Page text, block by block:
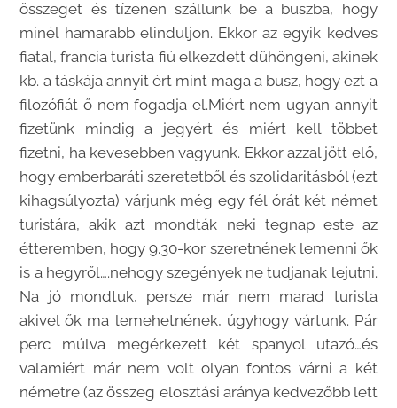
összeget és tízenen szállunk be a buszba, hogy
minél hamarabb elinduljon. Ekkor az egyik kedves
fiatal, francia turista fiú elkezdett dühöngeni, akinek
kb. a táskája annyit ért mint maga a busz, hogy ezt a
filozófiát ő nem fogadja el.Miért nem ugyan annyit
fizetünk mindig a jegyért és miért kell többet
fizetni, ha kevesebben vagyunk. Ekkor azzal jött elő,
hogy emberbaráti szeretetből és szolidaritásból (ezt
kihagsúlyozta) várjunk még egy fél órát két német
turistára, akik azt mondták neki tegnap este az
étteremben, hogy 9.30-kor szeretnének lemenni ők
is a hegyről….nehogy szegények ne tudjanak lejutni.
Na jó mondtuk, persze már nem marad turista
akivel ők ma lemehetnének, úgyhogy vártunk. Pár
perc múlva megérkezett két spanyol utazó…és
valamiért már nem volt olyan fontos várni a két
németre (az összeg elosztási aránya kedvezőbb lett